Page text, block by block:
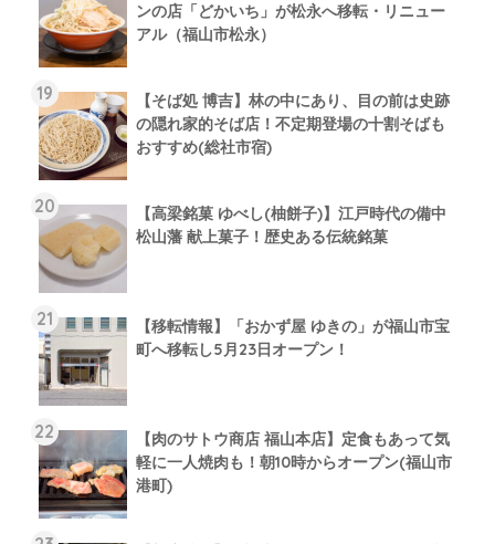
ンの店「どかいち」が松永へ移転・リニュー
アル（福山市松永）
【そば処 博吉】林の中にあり、目の前は史跡
の隠れ家的そば店！不定期登場の十割そばも
おすすめ(総社市宿)
【高梁銘菓 ゆべし(柚餅子)】江戸時代の備中
松山藩 献上菓子！歴史ある伝統銘菓
【移転情報】「おかず屋 ゆきの」が福山市宝
町へ移転し5月23日オープン！
【肉のサトウ商店 福山本店】定食もあって気
軽に一人焼肉も！朝10時からオープン(福山市
港町)